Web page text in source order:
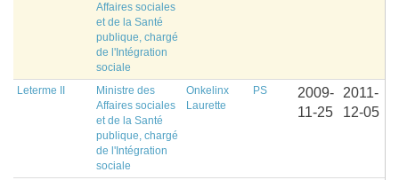
Affaires sociales
et de la Santé
publique, chargé
de l'Intégration
sociale
Leterme II
Ministre des
Affaires sociales
et de la Santé
publique, chargé
de l'Intégration
sociale
Onkelinx
Laurette
PS
2009-
11-25
2011-
12-05